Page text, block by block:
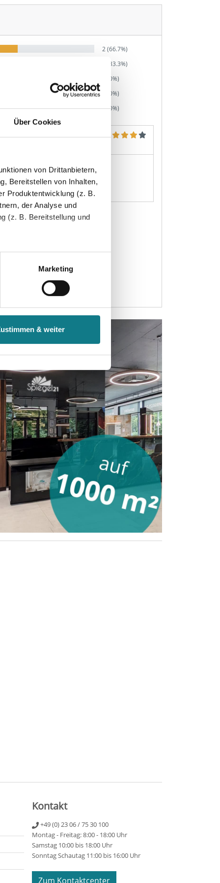
Über Cookies
von Drittanbietern,
Bereitstellen von Inhalten,
Produktentwicklung (z. B.
der Analyse und
(z. B. Bereitstellung und
können Sie mehr über
vornehmen.
Daten zu den
Marketing
& weiter
2 (66.7%)
1 (33.3%)
0 (0%)
0 (0%)
0 (0%)
aber dekorativ okay.
Kontakt
+49 (0) 23 06 / 75 30 100
Montag - Freitag: 8:00 - 18:00 Uhr
Samstag 10:00 bis 18:00 Uhr
Sonntag Schautag 11:00 bis 16:00 Uhr
Zum Kontaktcenter